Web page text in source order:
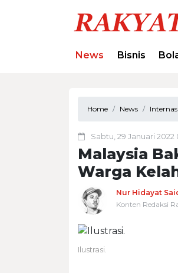
News Bisnis
Home News
Sabtu, 29 Januari 2022
Malaysia
Warga
Nur Hidayat
Konten Redaksi
Ilustrasi.